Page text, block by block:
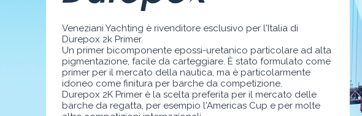
Veneziani Yachting è rivenditore esclusivo per l'Italia di
Durepox 2k Primer.
Un primer bicomponente epossi-uretanico particolare ad alta
pigmentazione, facile da carteggiare. È stato formulato come
primer per il mercato della nautica, ma è particolarmente
idoneo come finitura per barche da competizione.
Durepox 2K Primer è la scelta preferita per il mercato delle
barche da regatta, per esempio l'Americas Cup e per molte